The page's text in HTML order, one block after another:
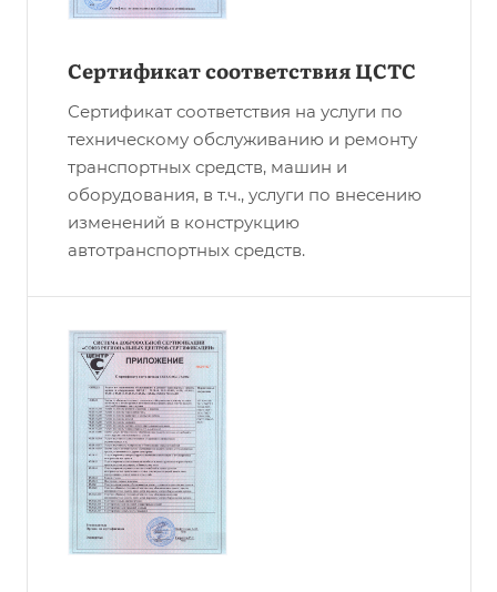
Сертификат соответствия ЦСТС
Сертификат соответствия на услуги по
техническому обслуживанию и ремонту
транспортных средств, машин и
оборудования, в т.ч., услуги по внесению
изменений в конструкцию
автотранспортных средств.